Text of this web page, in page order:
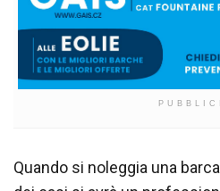
Quando si noleggia una